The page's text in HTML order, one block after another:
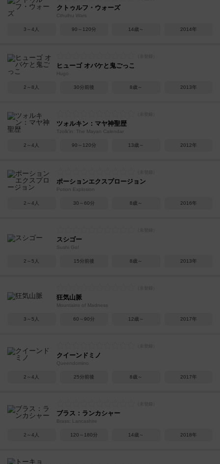
クトゥルフ・ウォーズ
Cthulhu Wars
3～4人 90～120分 14歳～ 2014年
ヒューゴ オバケと鬼ごっこ
Hugo
2～8人 30分前後 8歳～ 2013年
ツォルキン：マヤ神聖歴
Tzolk'in: The Mayan Calendar
2～4人 90～120分 13歳～ 2012年
ポーションエクスプロージョン
Potion Explosion
2～4人 30～60分 8歳～ 2016年
スシゴー
Sushi Go!
2～5人 15分前後 8歳～ 2013年
狂気山脈
Mountains of Madness
3～5人 60～90分 12歳～ 2017年
クイーンドミノ
Queendomino
2～4人 25分前後 8歳～ 2017年
ブラス：ランカシャー
Brass: Lancashire
2～4人 120～180分 14歳～ 2018年